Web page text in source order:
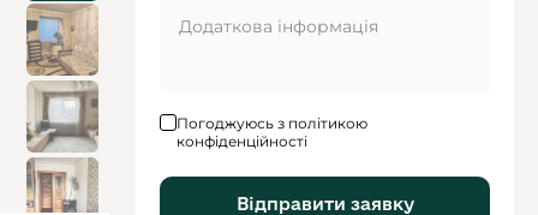
Погоджуюсь з політикою
конфіденційності
Відправити заявку